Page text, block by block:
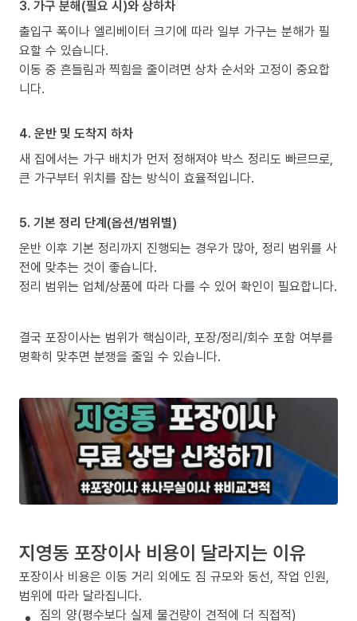
3. 가구 분해(필요 시)와 상하차
출입구 폭이나 엘리베이터 크기에 따라 일부 가구는 분해가 필
요할 수 있습니다.
이동 중 흔들림과 찍힘을 줄이려면 상차 순서와 고정이 중요합
니다.
4. 운반 및 도착지 하차
새 집에서는 가구 배치가 먼저 정해져야 박스 정리도 빠르므로,
큰 가구부터 위치를 잡는 방식이 효율적입니다.
5. 기본 정리 단계(옵션/범위별)
운반 이후 기본 정리까지 진행되는 경우가 많아, 정리 범위를 사
전에 맞추는 것이 좋습니다.
정리 범위는 업체/상품에 따라 다를 수 있어 확인이 필요합니다.
결국 포장이사는 범위가 핵심이라, 포장/정리/회수 포함 여부를
명확히 맞추면 분쟁을 줄일 수 있습니다.
지영동 포장이사 비용이 달라지는 이유
포장이사 비용은 이동 거리 외에도 짐 규모와 동선, 작업 인원,
범위에 따라 달라집니다.
짐의 양(평수보다 실제 물건량이 견적에 더 직접적)